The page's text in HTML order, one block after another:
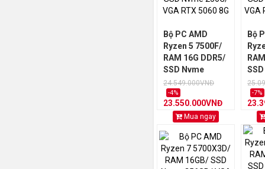
Bộ PC AMD
Ryzen 5 7500F/
RAM 16G DDR5/
SSD Nvme
256G/ VGA RTX
5060 8G
24.549.000VNĐ
-4%
23.550.000VNĐ
Mua ngay
Bộ
-7%